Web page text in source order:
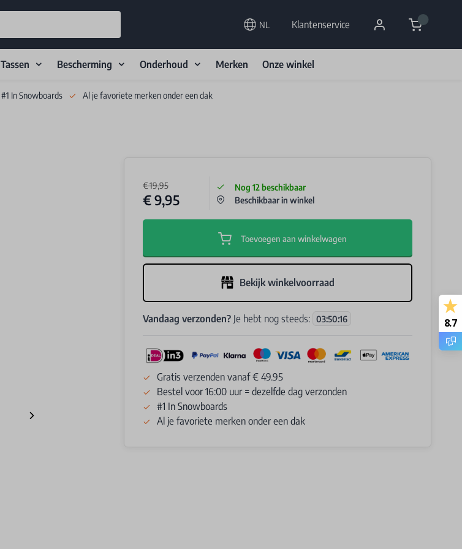
NL Klantenservice Cart
Tassen Bescherming Onderhoud Merken Onze winkel
#1 In Snowboards Al je favoriete merken onder een dak
€ 19,95
€ 9,95
Nog 12 beschikbaar
Beschikbaar in winkel
Toevoegen aan winkelwagen
Bekijk winkelvoorraad
Vandaag verzonden? Je hebt nog steeds: 03:50:16
Gratis verzenden vanaf € 49.95
Bestel voor 16:00 uur = dezelfde dag verzonden
#1 In Snowboards
Al je favoriete merken onder een dak
8.7